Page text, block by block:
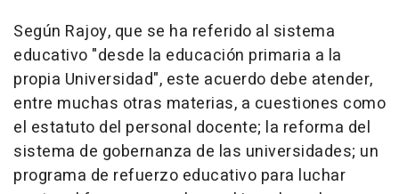
Según Rajoy, que se ha referido al sistema
educativo "desde la educación primaria a la
propia Universidad", este acuerdo debe atender,
entre muchas otras materias, a cuestiones como
el estatuto del personal docente; la reforma del
sistema de gobernanza de las universidades; un
programa de refuerzo educativo para luchar